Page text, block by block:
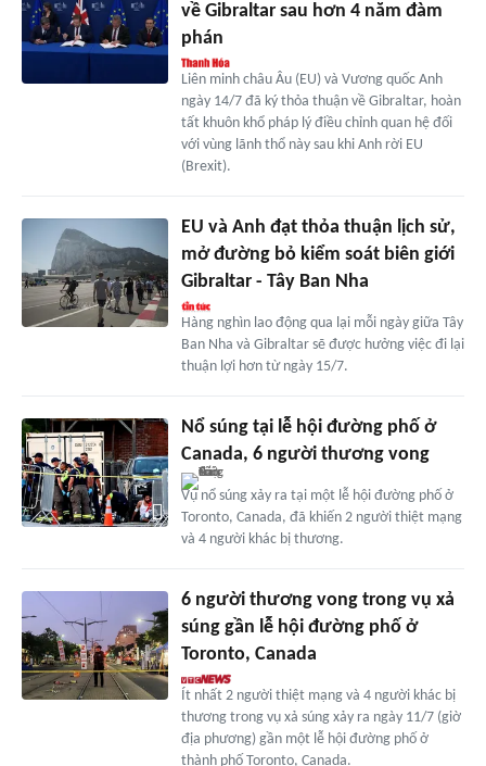
về Gibraltar sau hơn 4 năm đàm
phán
Liên minh châu Âu (EU) và Vương quốc Anh
ngày 14/7 đã ký thỏa thuận về Gibraltar, hoàn
tất khuôn khổ pháp lý điều chỉnh quan hệ đối
với vùng lãnh thổ này sau khi Anh rời EU
(Brexit).
EU và Anh đạt thỏa thuận lịch sử,
mở đường bỏ kiểm soát biên giới
Gibraltar - Tây Ban Nha
Hàng nghìn lao động qua lại mỗi ngày giữa Tây
Ban Nha và Gibraltar sẽ được hưởng việc đi lại
thuận lợi hơn từ ngày 15/7.
Nổ súng tại lễ hội đường phố ở
Canada, 6 người thương vong
Vụ nổ súng xảy ra tại một lễ hội đường phố ở
Toronto, Canada, đã khiến 2 người thiệt mạng
và 4 người khác bị thương.
6 người thương vong trong vụ xả
súng gần lễ hội đường phố ở
Toronto, Canada
Ít nhất 2 người thiệt mạng và 4 người khác bị
thương trong vụ xả súng xảy ra ngày 11/7 (giờ
địa phương) gần một lễ hội đường phố ở
thành phố Toronto, Canada.